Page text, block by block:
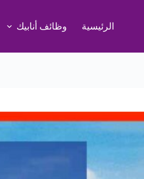
الرئيسية وظائف أنابيك